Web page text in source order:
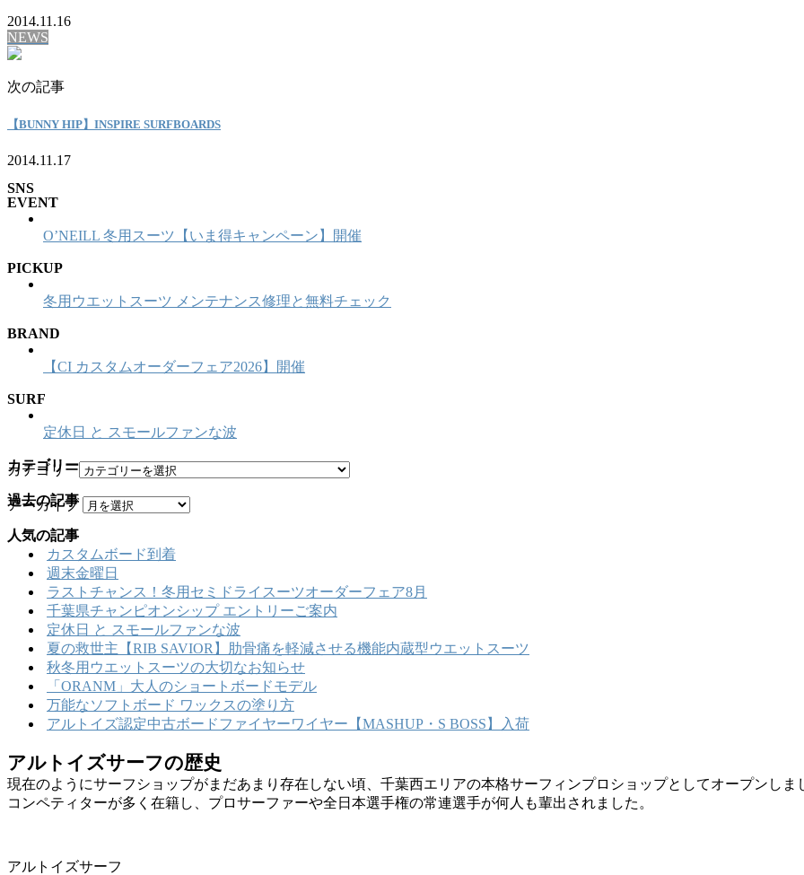
2014.11.16
NEWS
次の記事
【BUNNY HIP】INSPIRE SURFBOARDS
2014.11.17
SNS
EVENT
O’NEILL 冬用スーツ【いま得キャンペーン】開催
PICKUP
冬用ウエットスーツ メンテナンス修理と無料チェック
BRAND
【CI カスタムオーダーフェア2026】開催
SURF
定休日 と スモールファンな波
カテゴリー
カテゴリー
過去の記事
アーカイブ
人気の記事
カスタムボード到着
週末金曜日
ラストチャンス！冬用セミドライスーツオーダーフェア8月
千葉県チャンピオンシップ エントリーご案内
定休日 と スモールファンな波
夏の救世主【RIB SAVIOR】肋骨痛を軽減させる機能内蔵型ウエットスーツ
秋冬用ウエットスーツの大切なお知らせ
「ORANM」大人のショートボードモデル
万能なソフトボード ワックスの塗り方
アルトイズ認定中古ボードファイヤーワイヤー【MASHUP・S BOSS】入荷
アルトイズサーフの歴史
現在のようにサーフショップがまだあまり存在しない頃、千葉西エリアの本格サーフィンプロショップとしてオープンしま
コンペティターが多く在籍し、プロサーファーや全日本選手権の常連選手が何人も輩出されました。
アルトイズサーフ